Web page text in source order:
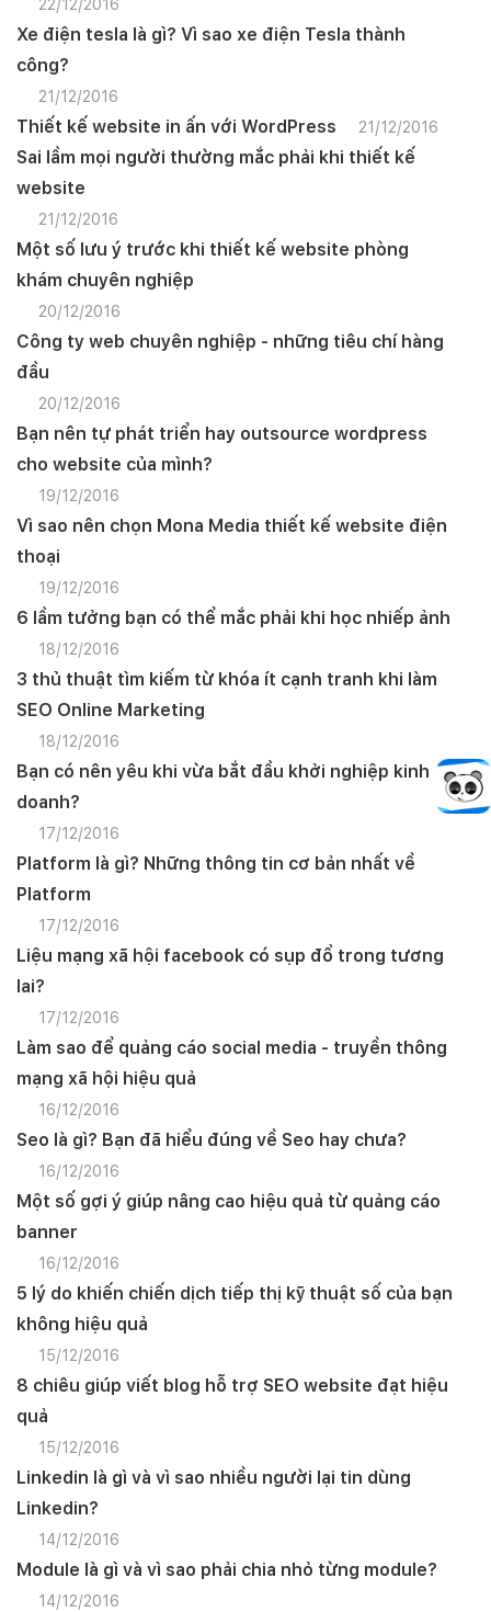
22/12/2016
Xe điện tesla là gì? Vì sao xe điện Tesla thành
công?
21/12/2016
Thiết kế website in ấn với WordPress 21/12/2016
Sai lầm mọi người thường mắc phải khi thiết kế
website
21/12/2016
Một số lưu ý trước khi thiết kế website phòng
khám chuyên nghiệp
20/12/2016
Công ty web chuyên nghiệp - những tiêu chí hàng
đầu
20/12/2016
Bạn nên tự phát triển hay outsource wordpress
cho website của mình?
19/12/2016
Vì sao nên chọn Mona Media thiết kế website điện
thoại
19/12/2016
6 lầm tưởng bạn có thể mắc phải khi học nhiếp ảnh
18/12/2016
3 thủ thuật tìm kiếm từ khóa ít cạnh tranh khi làm
SEO Online Marketing
18/12/2016
Bạn có nên yêu khi vừa bắt đầu khởi nghiệp kinh
doanh?
17/12/2016
Platform là gì? Những thông tin cơ bản nhất về
Platform
17/12/2016
Liệu mạng xã hội facebook có sụp đổ trong tương
lai?
17/12/2016
Làm sao để quảng cáo social media - truyền thông
mạng xã hội hiệu quả
16/12/2016
Seo là gì? Bạn đã hiểu đúng về Seo hay chưa?
16/12/2016
Một số gợi ý giúp nâng cao hiệu quả từ quảng cáo
banner
16/12/2016
5 lý do khiến chiến dịch tiếp thị kỹ thuật số của bạn
không hiệu quả
15/12/2016
8 chiêu giúp viết blog hỗ trợ SEO website đạt hiệu
quả
15/12/2016
Linkedin là gì và vì sao nhiều người lại tin dùng
Linkedin?
14/12/2016
Module là gì và vì sao phải chia nhỏ từng module?
14/12/2016